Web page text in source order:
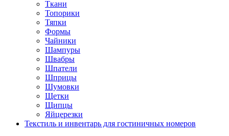
Ткани
Топорики
Тяпки
Формы
Чайники
Шампуры
Швабры
Шпатели
Шприцы
Шумовки
Щетки
Щипцы
Яйцерезки
Текстиль и инвентарь для гостиничных номеров